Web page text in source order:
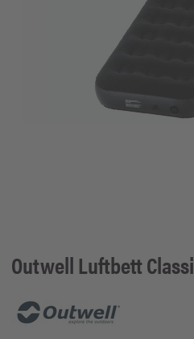
Outwell Luftbett